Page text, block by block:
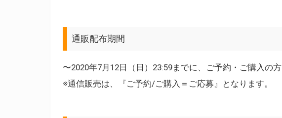
通販配布期間
〜2020年7月12日（日）23:59までに、ご予約・ご購入の方
※通信販売は、『ご予約/ご購入＝ご応募』となります。